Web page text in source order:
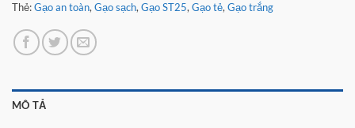
Thẻ:Gạo an toàn, Gạo sạch, Gạo ST25, Gạo tẻ, Gạo trắng
MÔ TẢ